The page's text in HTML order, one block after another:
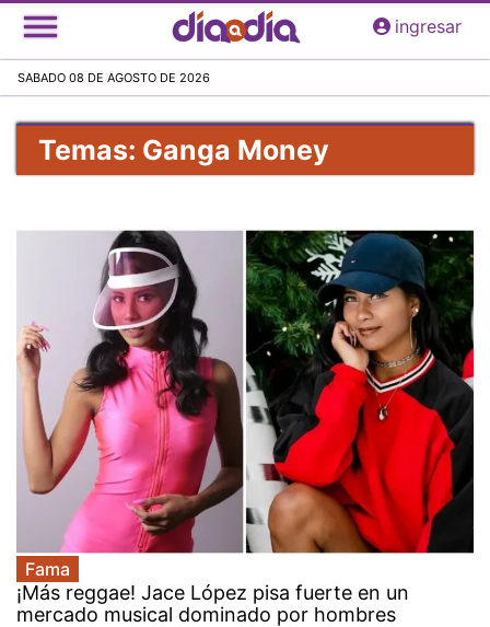
Pasar
al
principal
ingresar
SABADO 08 DE AGOSTO DE 2026
Temas: Ganga Money
Fama
¡Más reggae! Jace López pisa fuerte en un
mercado musical dominado por hombres